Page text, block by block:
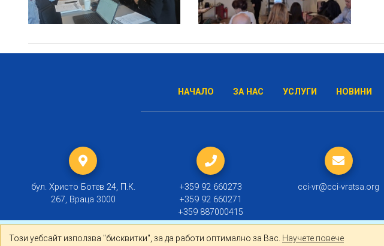
Този уебсайт използва "бисквитки", за да работи оптимално за Вас.Научете повече
Този уебсайт използва "бисквитки", за да работи оптимално за Вас. Научете повече
НАЧАЛО ЗА НАС УСЛУГИ НОВИНИ
бул. Христо Ботев 24, П.К.
267, Враца 3000
+359 92 660273
+359 92 660271
+359 887000415
cci-vr@cci-vratsa.org